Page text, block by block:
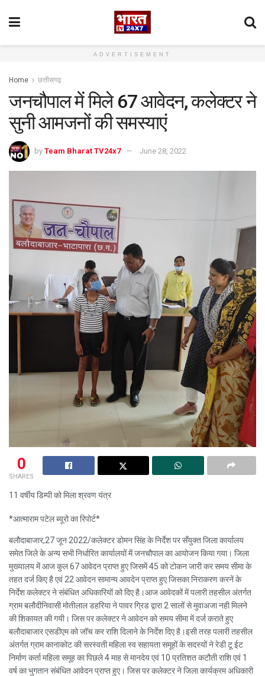
ADVERTISEMENT
Home छत्तीसगढ़
जनचौपाल में मिले 67 आवेदन, कलेक्टर ने
सुनी आमजनों की समस्याएं
by Team Bharat TV24x7 June 28, 2022
0
SHARES
11 वर्षीय डिम्पी को मिला श्रवण यंत्र
*आत्माराम पटेल ब्यूरो का रिपोर्ट*
बलौदाबाजार,27 जून 2022/कलेक्टर डोमन सिंह के निर्देश पर सँयुक्त जिला कार्यालय
समेत जिले के अन्य सभी निर्धारित कार्यालयों में जनचौपाल का आयोजन किया गया। जिला
मुख्यालय में आज कुल 67 आवेदन प्राप्त हुए जिसमें 45 को टोकन जारी कर समय सीमा के
तहत दर्ज किए है एवं 22 आवेदन सामान्य आवदेन प्राप्त हुए जिसका निराकरण करनें के
निर्देश कलेक्टर ने संबंधित अधिकारियों को दिए है।आज आवेदकों में पलारी तहसील अंतर्गत
ग्राम बलौदीनिवासी मोतीलाल डहरिया ने पावर ग्रिड द्वारा 2 सालों से मुवाअजा नही मिलने
की शिकायत की गयी। जिस पर कलेक्टर ने आवेदन को समय सीमा में दर्ज कराते हुए
बलौदाबाजार एसडीएम को जॉच कर राशि दिलाने के निर्देश दिए है।इसी तरह पलारी तहसील
अंतर्गत ग्राम कानाकोट की सरस्वती महिला स्व सहायता समूहों के सदस्यों ने रेडी टू ईट
निर्माण कर्ता महिला समूह का पिछले 4 माह से मानदेय एवं 10 प्रतिशत कटौती राशि एवं 1
वर्ष का भुगतान संबंधित आवेदन प्राप्त हुए। जिस पर कलेक्टर ने जिला कार्यक्रम अधिकारी